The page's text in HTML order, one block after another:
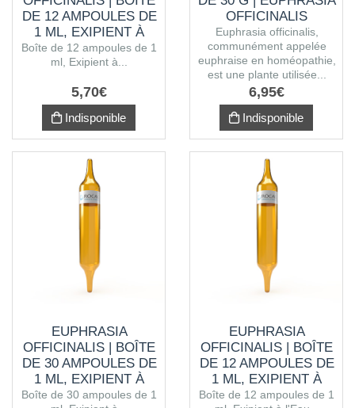
DE 12 AMPOULES DE
1 ML, EXIPIENT À
L'ALCOOL
Boîte de 12 ampoules de 1
ml, Exipient à...
5,70€
Indisponible
OFFICINALIS
Euphrasia officinalis,
communément appelée
euphraise en homéopathie,
est une plante utilisée...
6,95€
Indisponible
EUPHRASIA
OFFICINALIS | BOÎTE
DE 30 AMPOULES DE
1 ML, EXIPIENT À
L'ALCOOL
Boîte de 30 ampoules de 1
EUPHRASIA
OFFICINALIS | BOÎTE
DE 12 AMPOULES DE
1 ML, EXIPIENT À
L'EAU PURIFIÉE
Boîte de 12 ampoules de 1